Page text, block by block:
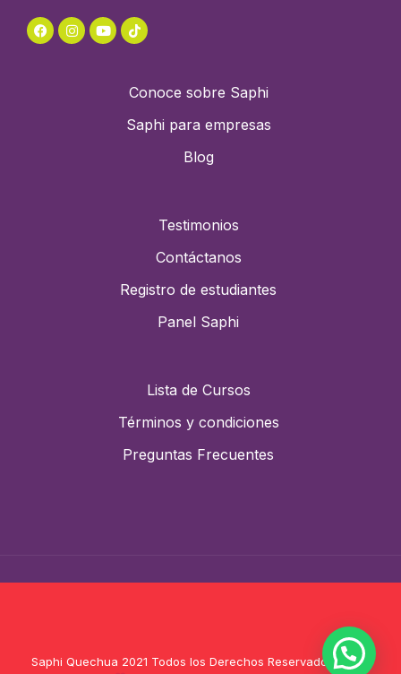
Conoce sobre Saphi
Saphi para empresas
Blog
Testimonios
Contáctanos
Registro de estudiantes
Panel Saphi
Lista de Cursos
Términos y condiciones
Preguntas Frecuentes
Saphi Quechua 2021 Todos los Derechos Reservados |